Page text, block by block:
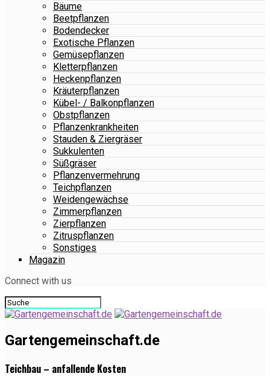
Bäume
Beetpflanzen
Bodendecker
Exotische Pflanzen
Gemüsepflanzen
Kletterpflanzen
Heckenpflanzen
Kräuterpflanzen
Kübel- / Balkonpflanzen
Obstpflanzen
Pflanzenkrankheiten
Stauden & Ziergräser
Sukkulenten
Süßgräser
Pflanzenvermehrung
Teichpflanzen
Weidengewächse
Zimmerpflanzen
Zierpflanzen
Zitruspflanzen
Sonstiges
Magazin
Connect with us
Gartengemeinschaft.de
Teichbau – anfallende Kosten